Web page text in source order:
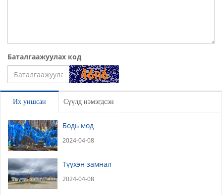
Баталгаажуулах код
Их уншсан Сүүлд нэмэгдсэн
Бодь мод
2024-04-08
Түүхэн замнал
2024-04-08